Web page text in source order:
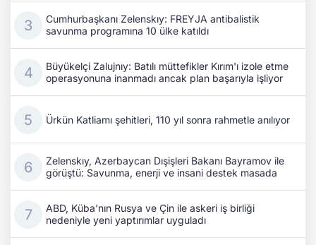
Cumhurbaşkanı Zelenskıy: FREYJA antibalistik
savunma programına 10 ülke katıldı
Büyükelçi Zalujnıy: Batılı müttefikler Kırım'ı izole etme
operasyonuna inanmadı ancak plan başarıyla işliyor
Ürkün Katliamı şehitleri, 110 yıl sonra rahmetle anılıyor
Zelenskıy, Azerbaycan Dışişleri Bakanı Bayramov ile
görüştü: Savunma, enerji ve insani destek masada
ABD, Küba'nın Rusya ve Çin ile askeri iş birliği
nedeniyle yeni yaptırımlar uyguladı